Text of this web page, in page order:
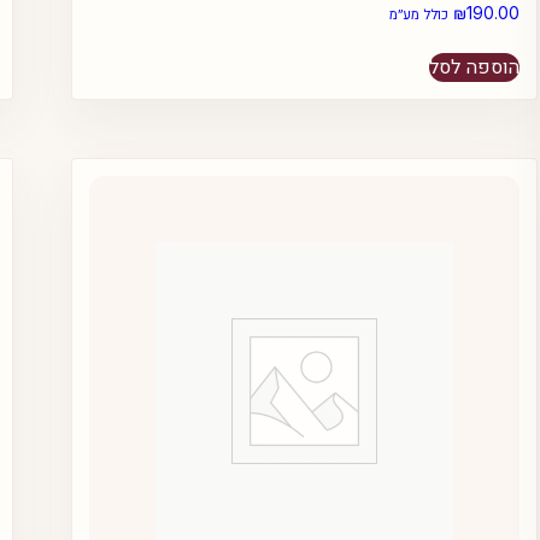
₪190.00 כולל מע״מ
הוספה לסל